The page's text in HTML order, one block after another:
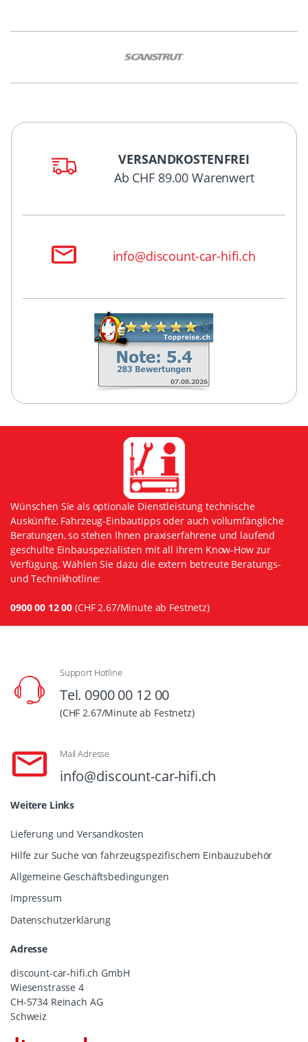
VERSANDKOSTENFREI
Ab CHF 89.00 Warenwert
info@discount-car-hifi.ch
Wünschen Sie als optionale Dienstleistung technische
Auskünfte, Fahrzeug-Einbautipps oder auch vollumfängliche
Beratungen, so stehen Ihnen praxiserfahrene und laufend
geschulte Einbauspezialisten mit all ihrem Know-How zur
Verfügung. Wählen Sie dazu die extern betreute Beratungs-
und Technikhotline:
0900 00 12 00 (CHF 2.67/Minute ab Festnetz)
Support Hotline
Tel. 0900 00 12 00
(CHF 2.67/Minute ab Festnetz)
Mail Adresse
info@discount-car-hifi.ch
Weitere Links
Lieferung und Versandkosten
Hilfe zur Suche von fahrzeugspezifischem Einbauzubehör
Allgemeine Geschäftsbedingungen
Impressum
Datenschutzerklärung
Adresse
discount-car-hifi.ch GmbH
Wiesenstrasse 4
CH-5734 Reinach AG
Schweiz